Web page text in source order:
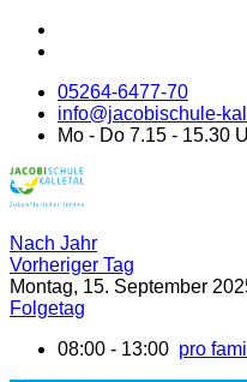
05264-6477-70
info@jacobischule-
Mo - Do 7.15 - 15.30
Nach Jahr
Vorheriger Tag
Montag, 15. September
Folgetag
08:00 - 13:00 pro